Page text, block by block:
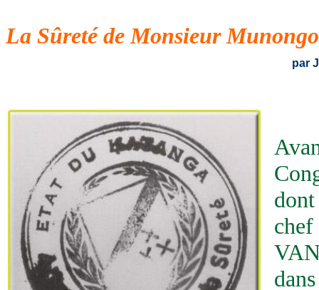
La Sûreté de Monsieur Munongo
par